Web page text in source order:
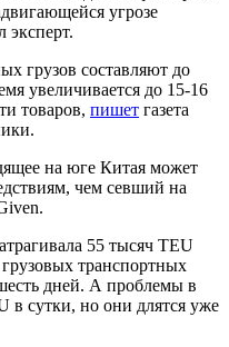
угрозе
эксперт.
грузов составляют до
увеличивается до 15-16
товаров, пишет газета
на юге Китая может
чем севший на
55 тысяч TEU
транспортных
дней. А проблемы в
в сутки, но они длятся уже